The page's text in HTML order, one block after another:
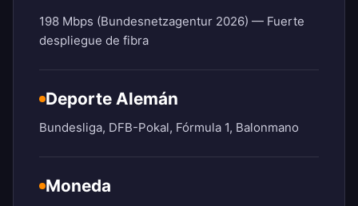
198 Mbps (Bundesnetzagentur 2026) — Fuerte
despliegue de fibra
Deporte Alemán
Bundesliga, DFB-Pokal, Fórmula 1, Balonmano
Moneda